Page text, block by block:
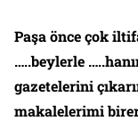
Paşa önce çok
…..beylerle
gazetelerini
makalelerimi